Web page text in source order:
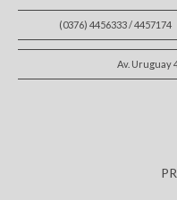
(0376) 4456333 / 4457174
Av. Uruguay